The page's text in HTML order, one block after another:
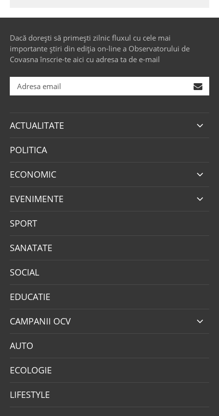
Dacă dorești să primești zilnic fluxul cu cele mai
importante știri din ediția on-line a Observatorului de
Covasna înscrie-te aici cu adresa ta de e-mail
ACTUALITATE
POLITICA
ECONOMIC
EVENIMENTE
SPORT
SANATATE
SOCIAL
EDUCATIE
CAMPANII OCV
AUTO
ECOLOGIE
LIFESTYLE